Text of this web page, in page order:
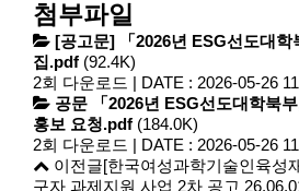
첨부파일
[공고문] 「2026년 ESG선도대학
집.pdf (92.4K)
2회 다운로드 | DATE : 2026-05-26
공문 「2026년 ESG선도대학북
홍보 요청.pdf (184.0K)
2회 다운로드 | DATE : 2026-05-26
이전글[한국여성과학기술인육성
구자 과제지원 사업 2차 공고